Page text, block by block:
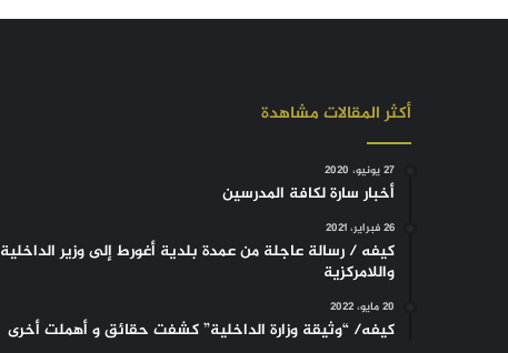
أكثر المقالات مشاهدة
27 يونيو، 2020
أخبار سارة لكافة المدرسين
26 فبراير، 2021
كيفه / رسالة عاجلة من عمدة بلدية أغورط إلى وزير الداخلية
واللامركزية
20 مايو، 2022
كيفه/ “وثيقة وزارة الداخلية” كشفت حقائق و أهملت أخرى